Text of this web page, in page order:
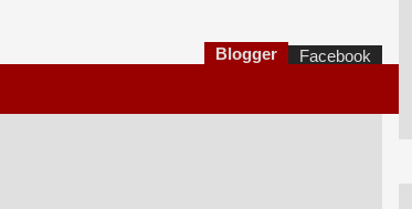
Blogger Facebook